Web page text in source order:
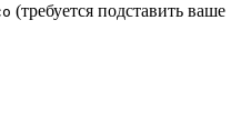
(требуется подставить ваше